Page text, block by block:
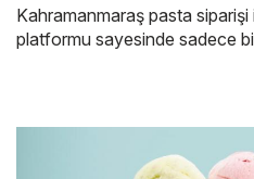
Kahramanmaraş pasta
platformu sayesinde sadece